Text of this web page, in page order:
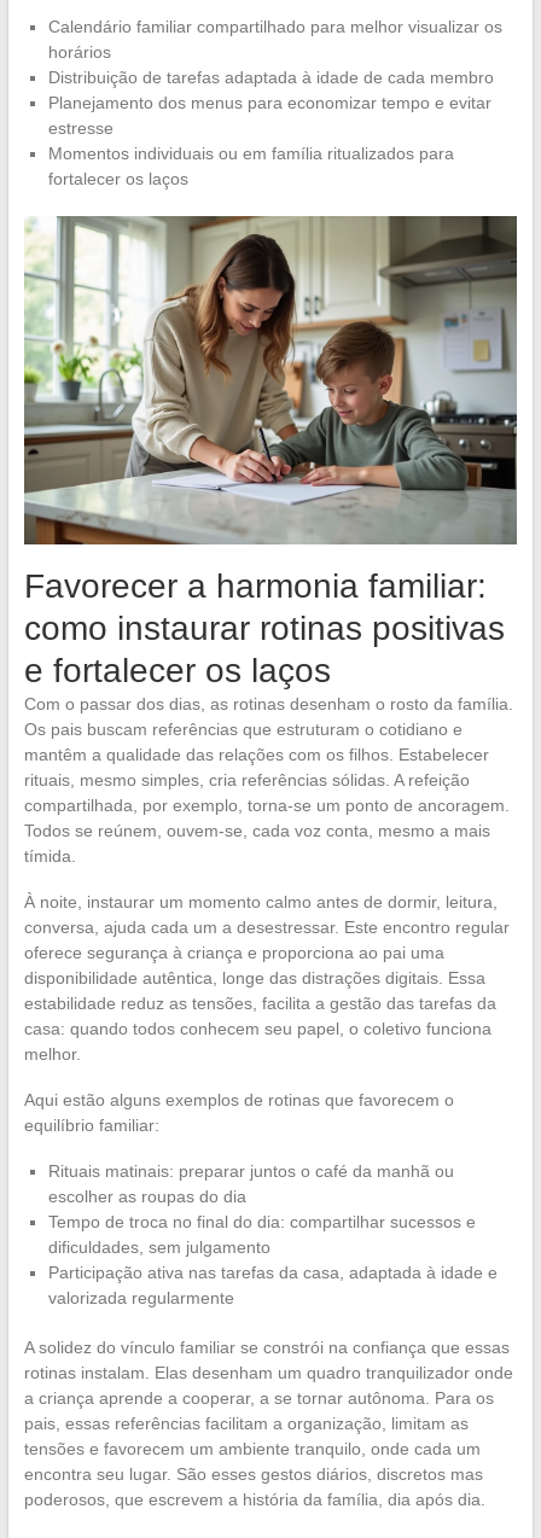
Calendário familiar compartilhado para melhor visualizar os
horários
Distribuição de tarefas adaptada à idade de cada membro
Planejamento dos menus para economizar tempo e evitar
estresse
Momentos individuais ou em família ritualizados para
fortalecer os laços
Favorecer a harmonia familiar:
como instaurar rotinas positivas
e fortalecer os laços
Com o passar dos dias, as rotinas desenham o rosto da família.
Os pais buscam referências que estruturam o cotidiano e
mantêm a qualidade das relações com os filhos. Estabelecer
rituais, mesmo simples, cria referências sólidas. A refeição
compartilhada, por exemplo, torna-se um ponto de ancoragem.
Todos se reúnem, ouvem-se, cada voz conta, mesmo a mais
tímida.
À noite, instaurar um momento calmo antes de dormir, leitura,
conversa, ajuda cada um a desestressar. Este encontro regular
oferece segurança à criança e proporciona ao pai uma
disponibilidade autêntica, longe das distrações digitais. Essa
estabilidade reduz as tensões, facilita a gestão das tarefas da
casa: quando todos conhecem seu papel, o coletivo funciona
melhor.
Aqui estão alguns exemplos de rotinas que favorecem o
equilíbrio familiar:
Rituais matinais: preparar juntos o café da manhã ou
escolher as roupas do dia
Tempo de troca no final do dia: compartilhar sucessos e
dificuldades, sem julgamento
Participação ativa nas tarefas da casa, adaptada à idade e
valorizada regularmente
A solidez do vínculo familiar se constrói na confiança que essas
rotinas instalam. Elas desenham um quadro tranquilizador onde
a criança aprende a cooperar, a se tornar autônoma. Para os
pais, essas referências facilitam a organização, limitam as
tensões e favorecem um ambiente tranquilo, onde cada um
encontra seu lugar. São esses gestos diários, discretos mas
poderosos, que escrevem a história da família, dia após dia.